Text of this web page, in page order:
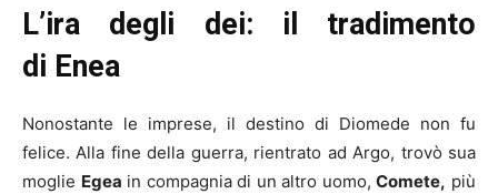
L’ira degli dei: il tradimento
di Enea
Nonostante le imprese, il destino di Diomede non fu
felice. Alla fine della guerra, rientrato ad Argo, trovò sua
moglie Egea in compagnia di un altro uomo,Comete, più